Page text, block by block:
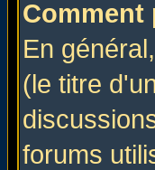
Comment
En
(le titre
forums